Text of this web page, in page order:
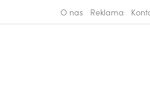
O nas Reklama